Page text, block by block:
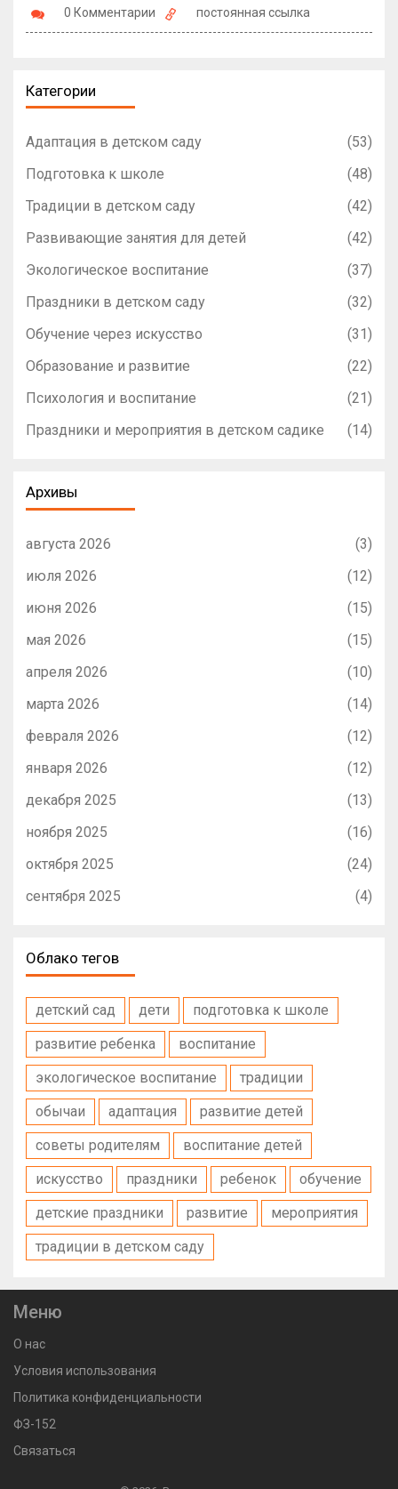
0 Комментарии
постоянная ссылка
Категории
Адаптация в детском саду
(53)
Подготовка к школе
(48)
Традиции в детском саду
(42)
Развивающие занятия для детей
(42)
Экологическое воспитание
(37)
Праздники в детском саду
(32)
Обучение через искусство
(31)
Образование и развитие
(22)
Психология и воспитание
(21)
Праздники и мероприятия в детском садике
(14)
Архивы
августа 2026
(3)
июля 2026
(12)
июня 2026
(15)
мая 2026
(15)
апреля 2026
(10)
марта 2026
(14)
февраля 2026
(12)
января 2026
(12)
декабря 2025
(13)
ноября 2025
(16)
октября 2025
(24)
сентября 2025
(4)
Облако тегов
детский сад дети
подготовка к школе
развитие ребенка
воспитание
экологическое воспитание
традиции
обычаи
адаптация
развитие детей
советы родителям
воспитание детей
искусство
праздники ребенок
обучение
детские праздники
развитие
мероприятия
традиции в детском саду
Меню
О нас
Условия использования
Политика конфиденциальности
ФЗ-152
Связаться